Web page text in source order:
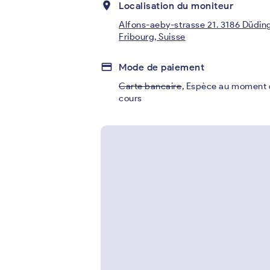
place Localisation du moniteur
Alfons-aeby-strasse 21. 3186
Fribourg, Suisse
credit_card Mode de paiement
Carte bancaire, Espèce au moment
cours